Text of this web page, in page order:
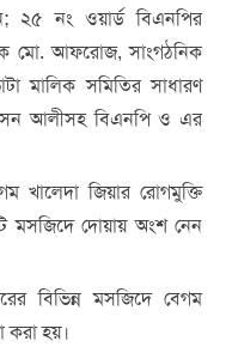
২৫ নং ওয়ার্ড বিএনপির
মো. আফরোজ, সাংগঠনিক
মালিক সমিতির সাধারণ
আলীসহ বিএনপি ও এর
খালেদা জিয়ার রোগমুক্তি
মসজিদে দোয়ায় অংশ নেন
বিভিন্ন মসজিদে বেগম
করা হয়।